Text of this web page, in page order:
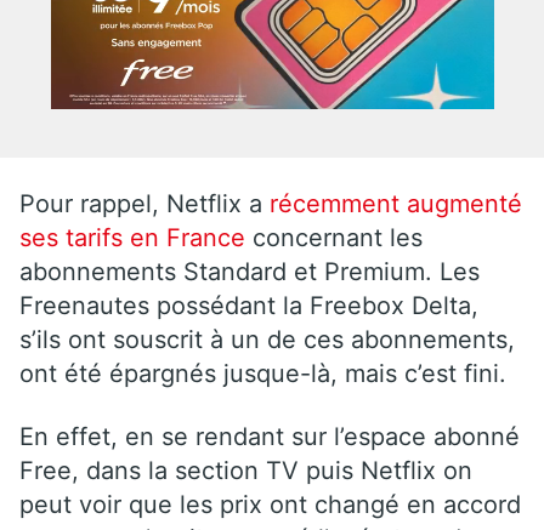
Pour rappel, Netflix a récemment augmenté
ses tarifs en France concernant les
abonnements Standard et Premium. Les
Freenautes possédant la Freebox Delta,
s’ils ont souscrit à un de ces abonnements,
ont été épargnés jusque-là, mais c’est fini.
En effet, en se rendant sur l’espace abonné
Free, dans la section TV puis Netflix on
peut voir que les prix ont changé en accord